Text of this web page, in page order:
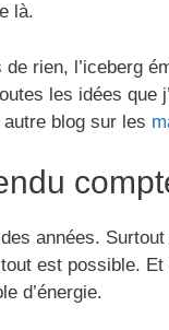
là.
rien, l’iceberg
les idées que
autre blog sur les
années.
est possible.
d’énergie.